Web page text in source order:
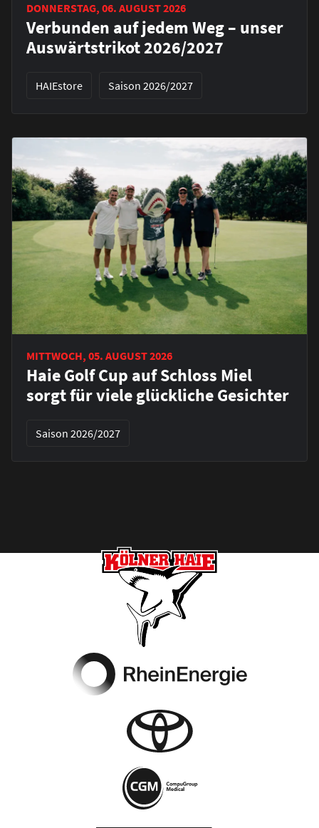
DONNERSTAG, 06. AUGUST 2026
Verbunden auf jedem Weg – unser
Auswärtstrikot 2026/2027
HAIEstore Saison 2026/2027
MITTWOCH, 05. AUGUST 2026
Haie Golf Cup auf Schloss Miel
sorgt für viele glückliche Gesichter
Saison 2026/2027